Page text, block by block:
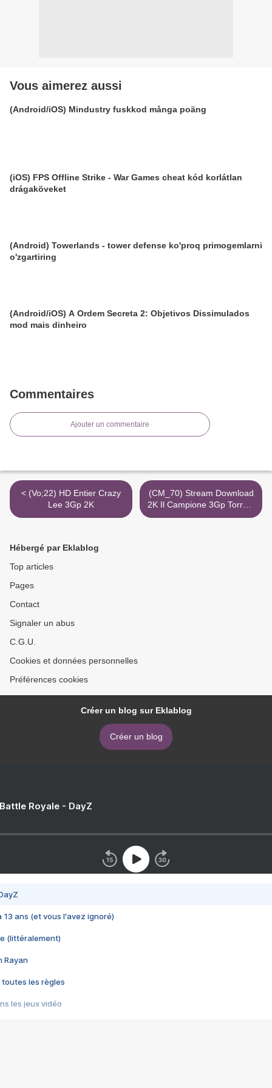
Vous aimerez aussi
(Android/iOS) Mindustry fuskkod många poäng
(iOS) FPS Offline Strike - War Games cheat kód korlátlan
drágaköveket
(Android) Towerlands - tower defense ko'proq primogemlarni
o'zgartiring
(Android/iOS) A Ordem Secreta 2: Objetivos Dissimulados
mod mais dinheiro
Commentaires
Ajouter un commentaire
< (Vo;22) HD Entier Crazy
Lee 3Gp 2K
(CM_70) Stream Download
2K Il Campione 3Gp Torrent
>
Hébergé par Eklablog
Top articles
Pages
Contact
Signaler un abus
C.G.U.
Cookies et données personnelles
Préférences cookies
Créer un blog sur Eklablog
Créer un blog
Royale - DayZ
13 ans (et vous l'avez ignoré)
(littéralement)
Rayan
toutes les règles
les jeux vidéo